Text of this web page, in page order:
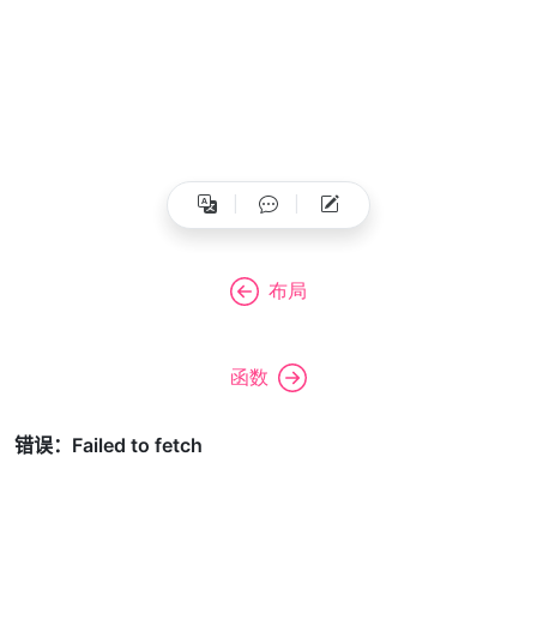
布局
函数